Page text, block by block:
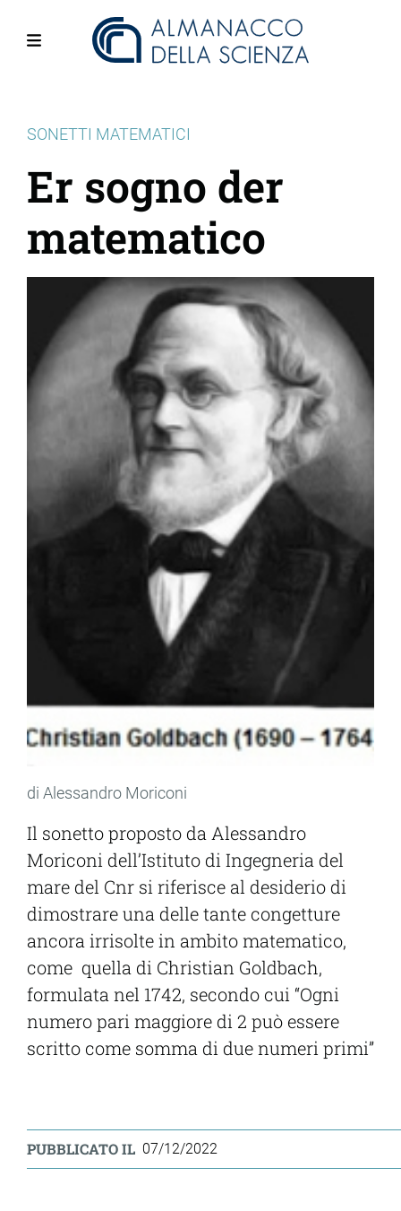
SONETTI MATEMATICI
Er sogno der
matematico
di Alessandro Moriconi
Il sonetto proposto da Alessandro
Moriconi dell’Istituto di Ingegneria del
mare del Cnr si riferisce al desiderio di
dimostrare una delle tante congetture
ancora irrisolte in ambito matematico,
come quella di Christian Goldbach,
formulata nel 1742, secondo cui “Ogni
numero pari maggiore di 2 può essere
scritto come somma di due numeri primi”
PUBBLICATO IL 07/12/2022